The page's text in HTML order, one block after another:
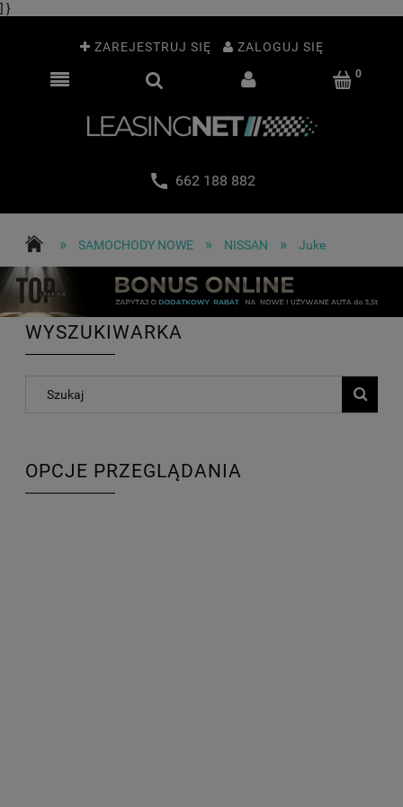
] }
ZAREJESTRUJ SIĘ ZALOGUJ SIĘ
662 188 882
» SAMOCHODY NOWE » NISSAN » Juke
WYSZUKIWARKA
OPCJE PRZEGLĄDANIA